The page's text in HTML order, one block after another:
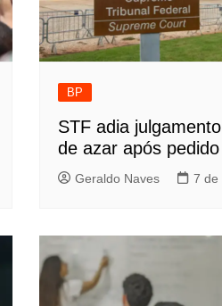
BP
STF adia
de azar após
Geraldo Naves 7 de